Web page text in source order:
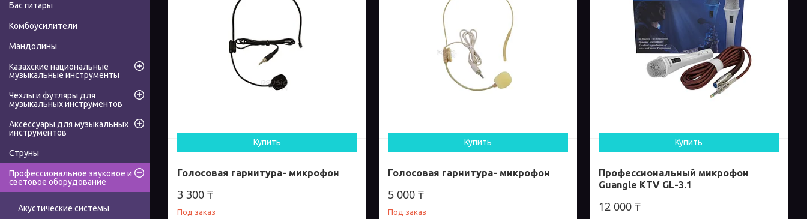
Купить
Голосовая гарнитура- микрофон
3 300 ₸
Под заказ
Купить
Голосовая гарнитура- микрофон
5 000 ₸
Под заказ
Купить
Профессиональный микрофон
Guangle KTV GL-3.1
12 000 ₸
Бас гитары
Комбоусилители
Мандолины
Казахские национальные
музыкальные инструменты
Чехлы и футляры для
музыкальных инструментов
Аксессуары для музыкальных
инструментов
Струны
Профессиональное звуковое и
световое оборудование
Акустические системы